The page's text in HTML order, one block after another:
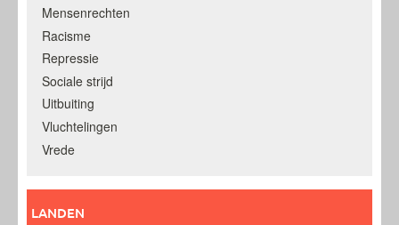
Mensenrechten
Racisme
Repressie
Sociale strijd
Uitbuiting
Vluchtelingen
Vrede
LANDEN